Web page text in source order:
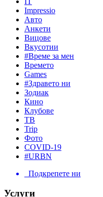
Impressio
Авто
Анкети
Вицове
Вкусотии
#Време за мен
Времето
Games
#Здравето ни
Зодиак
Кино
Клубове
ТВ
Trip
Фото
COVID-19
#URBN
Подкрепете ни
Услуги